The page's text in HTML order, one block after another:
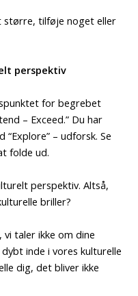
større, tilføje noget eller
perspektiv
for begrebet
– Exceed.” Du har
– udforsk. Se
folde ud.
perspektiv. Altså,
briller?
vi taler ikke om dine
inde i vores kulturelle
dig, det bliver ikke